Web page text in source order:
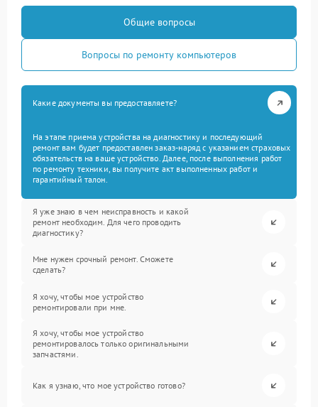
Общие вопросы
Вопросы по ремонту компьютеров
Какие документы вы предоставляете?
На этапе приема устройства на диагностику и последующий
ремонт вам будет предоставлен заказ-наряд с указанием страховых
обязательств на ваше устройство. Далее, после выполнения работ
по ремонту техники, вы получите акт выполненных работ и
гарантийный талон.
Я уже знаю в чем неисправность и какой
ремонт необходим. Для чего проводить
диагностику?
Мне нужен срочный ремонт. Сможете
сделать?
Я хочу, чтобы мое устройство
ремонтировали при мне.
Я хочу, чтобы мое устройство
ремонтировалось только оригинальными
запчастями.
Как я узнаю, что мое устройство готово?